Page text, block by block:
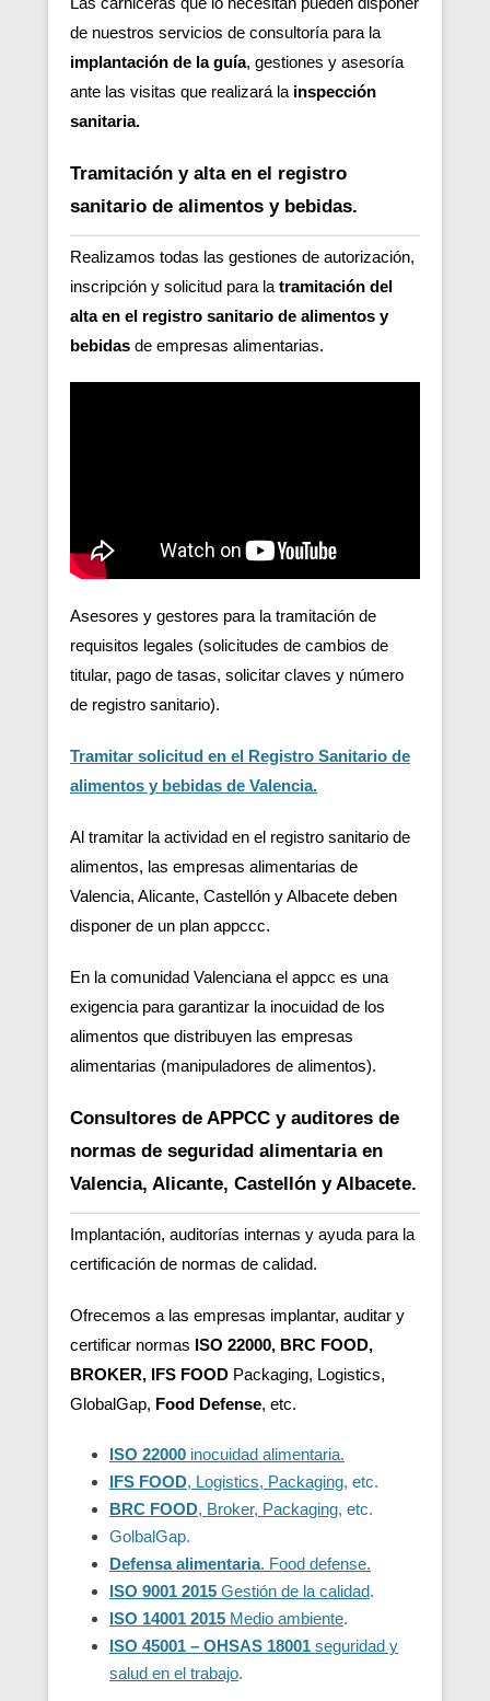
de nuestros servicios de consultoría para la
implantación de la guía, gestiones y asesoría
ante las visitas que realizará la inspección
sanitaria.
Tramitación y alta en el registro
sanitario de alimentos y bebidas.
Realizamos todas las gestiones de autorización,
inscripción y solicitud para la tramitación del
alta en el registro sanitario de alimentos y
bebidas de empresas alimentarias.
Asesores y gestores para la tramitación de
requisitos legales (solicitudes de cambios de
titular, pago de tasas, solicitar claves y número
de registro sanitario).
Tramitar solicitud en el Registro Sanitario de
alimentos y bebidas de Valencia.
Al tramitar la actividad en el registro sanitario de
alimentos, las empresas alimentarias de
Valencia, Alicante, Castellón y Albacete deben
disponer de un plan appccc.
En la comunidad Valenciana el appcc es una
exigencia para garantizar la inocuidad de los
alimentos que distribuyen las empresas
alimentarias (manipuladores de alimentos).
Consultores de APPCC y auditores de
normas de seguridad alimentaria en
Valencia, Alicante, Castellón y Albacete.
Implantación, auditorías internas y ayuda para la
certificación de normas de calidad.
Ofrecemos a las empresas implantar, auditar y
certificar normas ISO 22000, BRC FOOD,
BROKER, IFS FOOD Packaging, Logistics,
GlobalGap, Food Defense, etc.
ISO 22000 inocuidad alimentaria.
IFS FOOD, Logistics, Packaging, etc.
BRC FOOD, Broker, Packaging, etc.
GolbalGap.
Defensa alimentaria. Food defense.
ISO 9001 2015 Gestión de la calidad.
ISO 14001 2015 Medio ambiente.
ISO 45001 – OHSAS 18001 seguridad y
salud en el trabajo.